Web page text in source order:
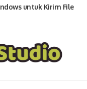
untuk Kirim File